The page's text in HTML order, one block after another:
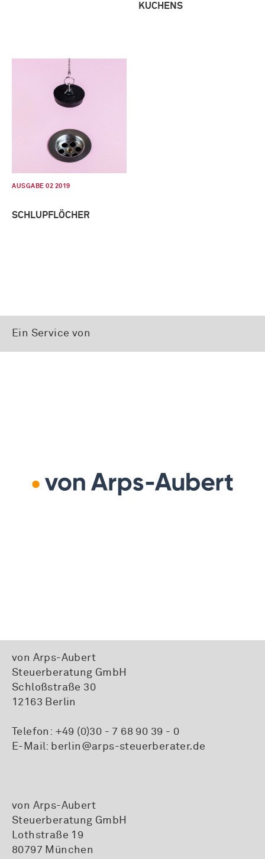
KUCHENS
AUSGABE 02 2019
SCHLUPFLÖCHER
Ein Service von
von Arps-Aubert
Steuerberatung GmbH
Schloßstraße 30
12163 Berlin
Telefon: +49 (0)30 - 7 68 90 39 - 0
E-Mail: berlin@arps-steuerberater.de
von Arps-Aubert
Steuerberatung GmbH
Lothstraße 19
80797 München